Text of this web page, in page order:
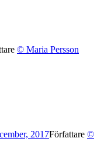
© Maria Persson
2017Författare ©